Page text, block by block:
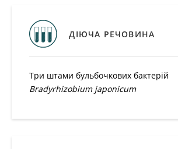
кошик
ДІЮЧА РЕЧОВИНА
Три штами бульбочкових бактерій
Bradyrhizobium japonicum